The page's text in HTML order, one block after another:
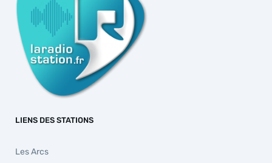
LIENS DES STATIONS
Les Arcs